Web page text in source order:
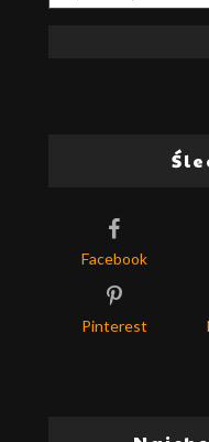
Facebook
Pinterest